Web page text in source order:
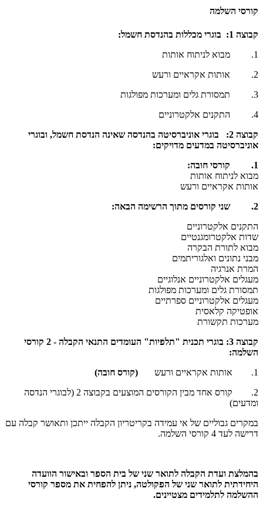
קורסי השלמה
קבוצה 1: בוגרי מכללות בהנדסת חשמל
:
1. מבוא לניתוח אותות
2. אותות אקראיים ורעש
3. תמסורת גלים ומערכות מפולגות
4. התקנים אלקטרוניים
קבוצה 2: בוגרי אוניברסיטה בהנדסה שאינה הנדסת חשמל, ובוגרי
אוניברסיטה במדעים מדויקים:
1
. קורסי חובה:
מבוא לניתוח אותות
אותות אקראיים ורעש
2. שני קורסים מתוך הרשימה הבאה:
התקנים אלקטרוניים
שדות אלקטרומגנטיים
מבוא לתורת הבקרה
מבני נתונים ואלגוריתמים
המרת אנרגיה
מעגלים אלקטרוניים אנלוגיים
תמסורת גלים ומערכות מפולגות
מעגלים אלקטרוניים ספרתיים
אופטיקה קלאסית
מערכות תקשורת
קבוצה 3: בוגרי תכנית "תלפיות" העומדים התנאי הקבלה - 2 קורסי
השלמה:
1. אותות אקראיים ורעש
(קורס חובה)
2. קורס אחד מבין הקורסים המוצעים בקבוצה 2 (לבוגרי הנדסה
ומדעים)
במקרים גבוליים של אי עמידה בקריטריון הקבלה ייתכן ותאושר קבלה עם
דרישה לעד 4 קורסי השלמה.
בהמלצת ועדת הקבלה לתואר שני של בית הספר ובאישור הוועדה
היחידתית לתואר שני של הפקולטה, ניתן להפחית את מספר קורסי
ההשלמה לתלמידים מצטיינים.